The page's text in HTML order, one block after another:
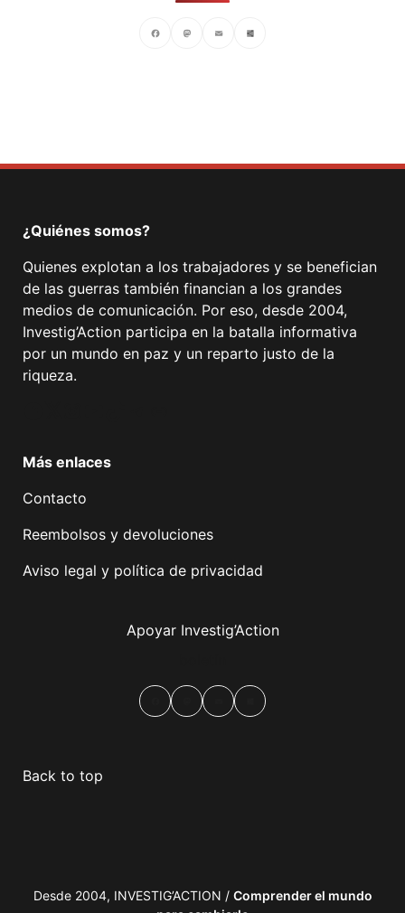
¿Quiénes somos?
Quienes explotan a los trabajadores y se benefician
de las guerras también financian a los grandes
medios de comunicación. Por eso, desde 2004,
Investig’Action participa en la batalla informativa
por un mundo en paz y un reparto justo de la
riqueza.
Más enlaces
Contacto
Reembolsos y devoluciones
Aviso legal y política de privacidad
Apoyar Investig’Action
Back to top
Desde 2004, INVESTIG’ACTION / Comprender el mundo